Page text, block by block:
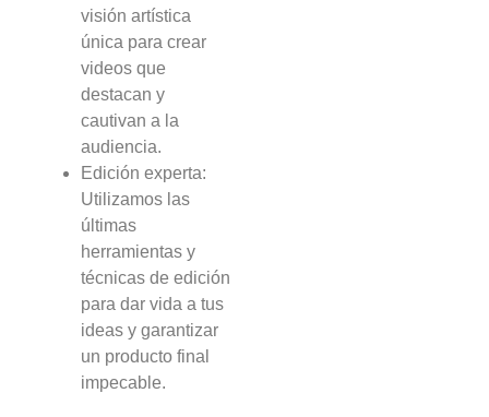
visión artística
única para crear
videos que
destacan y
cautivan a la
audiencia.
Edición experta:
Utilizamos las
últimas
herramientas y
técnicas de edición
para dar vida a tus
ideas y garantizar
un producto final
impecable.